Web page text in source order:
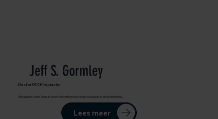
Jeff S. Gormley
Doctor Of Chiropractic
Jeff is opgegroeid in Ontario, Canada. Als kind heeft Jeff voor het eerst kennis gemaakt met chiropractie. Na jaren klachten te hebben...
Lees meer